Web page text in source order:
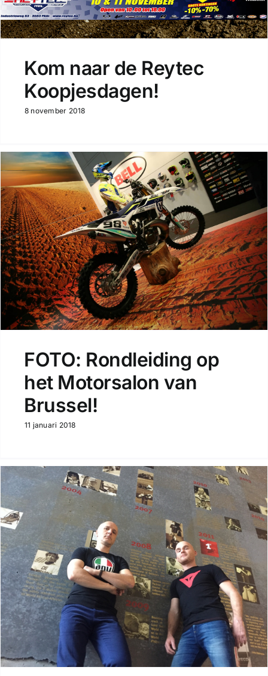
Kom naar de Reytec
Koopjesdagen!
8 november 2018
FOTO: Rondleiding op
het Motorsalon van
Brussel!
11 januari 2018